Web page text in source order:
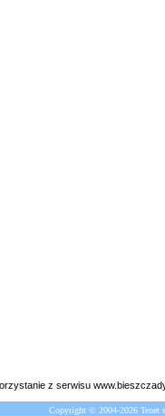
z serwisu
Copyright © 2004-2026